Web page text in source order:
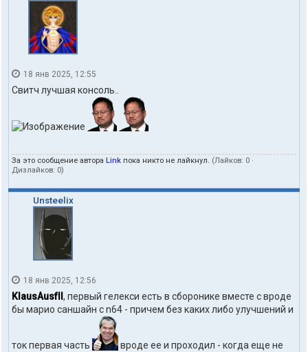
18 янв 2025, 12:55
Свитч лучшая консоль..
За это сообщение автора Link пока никто не лайкнул. (Лайков: 0 ·
Дизлайков: 0)
Unsteelix
18 янв 2025, 12:56
KlausAusfII , первый гелекси есть в сборонике вместе с вроде
бы марио саншайн с n64 - причем без каких либо улучшений и
ток первая часть
вроде ее и проходил - когда еще не